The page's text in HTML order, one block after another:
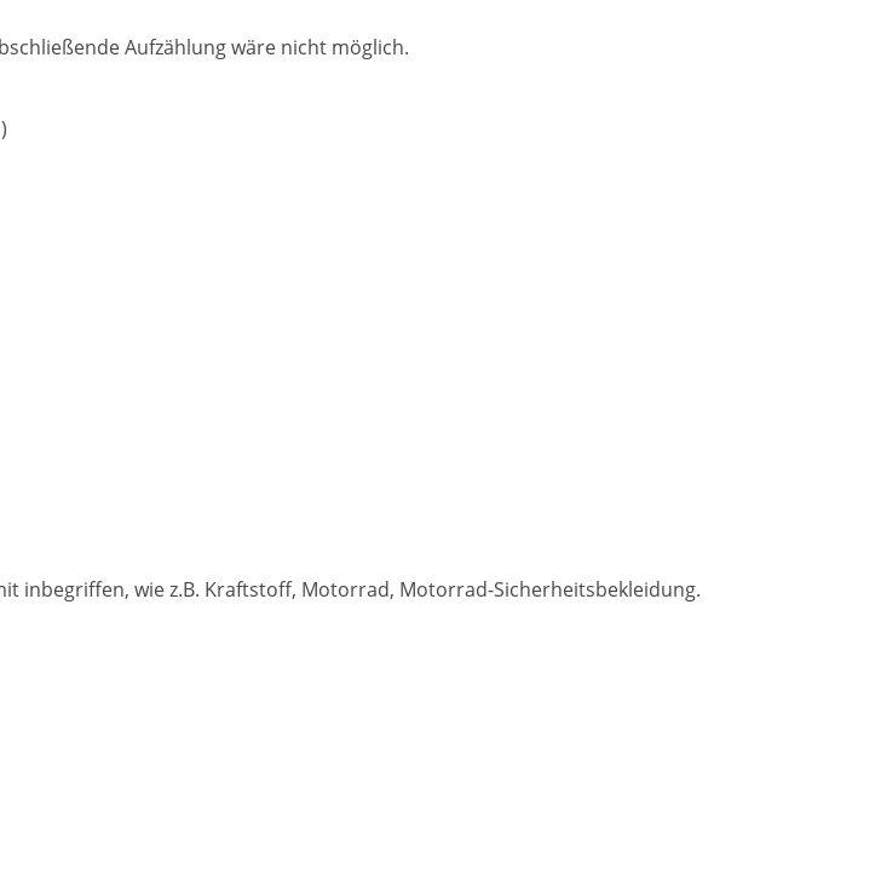
Aufzählung wäre nicht möglich.
inbegriffen, wie z.B. Kraftstoff, Motorrad, Motorrad-Sicherheitsbekleidung.